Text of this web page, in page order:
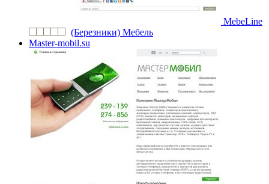
MebeLine
(Березники) Мебель
Master-mobil.su